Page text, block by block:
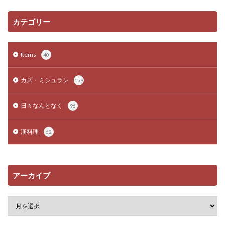
カテゴリー
Items 40
カズ・ミシュラン 159
日々なんとなく 96
漢料理 62
アーカイブ